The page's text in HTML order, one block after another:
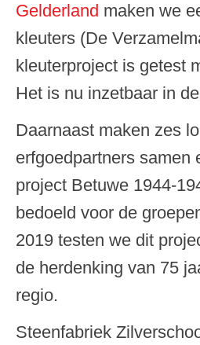
Gelderland maken we
kleuters (De
kleuterproject is getest
Het is nu inzetbaar in
Daarnaast maken zes
erfgoedpartners samen
project Betuwe 1944-
bedoeld voor de
2019 testen we dit
de herdenking van 75
regio.
Steenfabriek